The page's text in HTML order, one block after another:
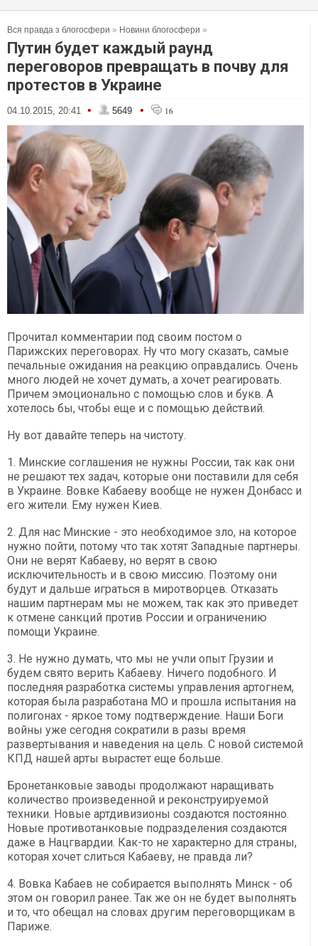
Вся правда з блогосфери » Новини блогосфери »
Путин будет каждый раунд
переговоров превращать в почву для
протестов в Украине
04.10.2015, 20:41 • 5649 • 16
Прочитал комментарии под своим постом о
Парижских переговорах. Ну что могу сказать, самые
печальные ожидания на реакцию оправдались. Очень
много людей не хочет думать, а хочет реагировать.
Причем эмоционально с помощью слов и букв. А
хотелось бы, чтобы еще и с помощью действий.
Ну вот давайте теперь на чистоту.
1. Минские соглашения не нужны России, так как они
не решают тех задач, которые они поставили для себя
в Украине. Вовке Кабаеву вообще не нужен Донбасс и
его жители. Ему нужен Киев.
2. Для нас Минские - это необходимое зло, на которое
нужно пойти, потому что так хотят Западные партнеры.
Они не верят Кабаеву, но верят в свою
исключительность и в свою миссию. Поэтому они
будут и дальше играться в миротворцев. Отказать
нашим партнерам мы не можем, так как это приведет
к отмене санкций против России и ограничению
помощи Украине.
3. Не нужно думать, что мы не учли опыт Грузии и
будем свято верить Кабаеву. Ничего подобного. И
последняя разработка системы управления артогнем,
которая была разработана МО и прошла испытания на
полигонах - яркое тому подтверждение. Наши Боги
войны уже сегодня сократили в разы время
развертывания и наведения на цель. С новой системой
КПД нашей арты вырастет еще больше.
Бронетанковые заводы продолжают наращивать
количество произведенной и реконструируемой
техники. Новые артдивизионы создаются постоянно.
Новые противотанковые подразделения создаются
даже в Нацгвардии. Как-то не характерно для страны,
которая хочет слиться Кабаеву, не правда ли?
4. Вовка Кабаев не собирается выполнять Минск - об
этом он говорил ранее. Так же он не будет выполнять
и то, что обещал на словах другим переговорщикам в
Париже.